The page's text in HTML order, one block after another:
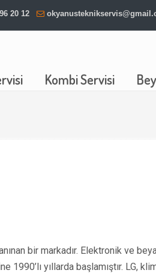
20 12
Kombi Servisi
bir markadır. Elektronik ve
yıllarda başlamıştır. LG,